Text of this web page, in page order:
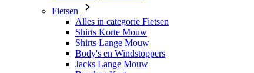
Fietsen
Alles in categorie Fietsen
Shirts Korte Mouw
Shirts Lange Mouw
Body's en Windstoppers
Jacks Lange Mouw